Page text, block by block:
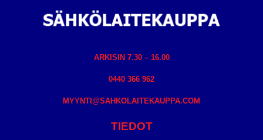
ARKISIN 7.30 – 16.00
0440 366 962
MYYNTI@SAHKOLAITEKAUPPA.COM
TIEDOT